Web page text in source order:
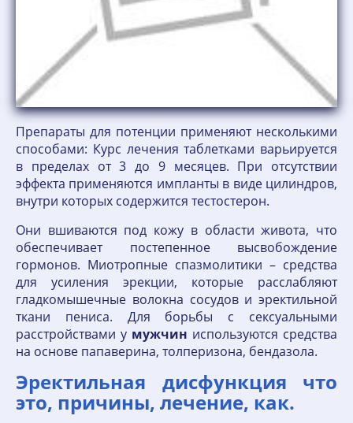
Препараты для потенции применяют несколькими
способами: Курс лечения таблетками варьируется
в пределах от 3 до 9 месяцев. При отсутствии
эффекта применяются импланты в виде цилиндров,
внутри которых содержится тестостерон.
Они вшиваются под кожу в области живота, что
обеспечивает постепенное высвобождение
гормонов. Миотропные спазмолитики – средства
для усиления эрекции, которые расслабляют
гладкомышечные волокна сосудов и эректильной
ткани пениса. Для борьбы с сексуальными
расстройствами у мужчин используются средства
на основе папаверина, толперизона, бендазола.
Эректильная дисфункция что
это, причины, лечение, как.